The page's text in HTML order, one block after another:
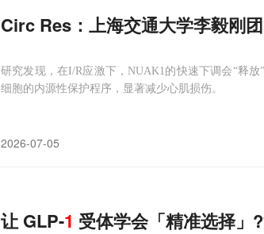
Circ Res：上海交通大学李毅刚
研究发现，在I/R应激下，NUAK1的快速下调会“释
细胞的内源性保护程序，显著减少心肌损伤。
2026-07-05
让 GLP-1 受体学会「精准选择」